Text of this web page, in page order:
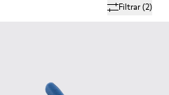
Filtrar(2)